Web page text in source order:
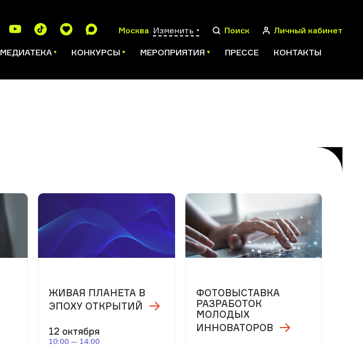
Москва Изменить Поиск Личный кабинет
МЕДИАТЕКА КОНКУРСЫ МЕРОПРИЯТИЯ ПРЕССЕ КОНТАКТЫ
ЖИВАЯ ПЛАНЕТА В
ЭПОХУ ОТКРЫТИЙ
12 октября
10:00 — 14:00
ФОТОВЫСТАВКА
РАЗРАБОТОК
МОЛОДЫХ
ИННОВАТОРОВ